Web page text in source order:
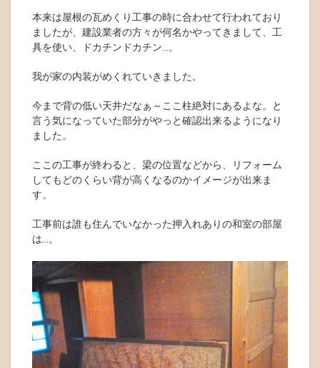
本来は屋根の瓦めくり工事の時に合わせて行われており
ましたが、建設業者の方々が何名かやってきまして、工
具を使い、ドカチンドカチン…。
我が家の内装がめくれていきました。
今まで背の低い天井だなぁ～ここ柱絶対にあるよな。と
言う気になっていた部分がやっと確認出来るようになり
ました。
ここの工事が終わると、梁の位置などから、リフォーム
してもどのくらい背が高くなるのかイメージが出来ま
す。
工事前は誰も住んでいなかった押入れありの和室の部屋
は…。